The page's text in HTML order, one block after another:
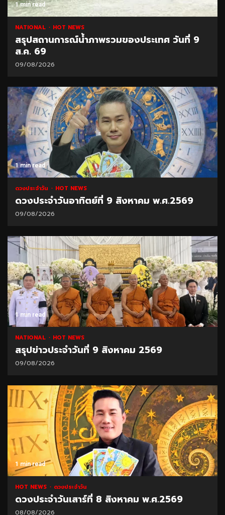
1 min read
NATIONAL HOT NEWS
สรุปสถานการณ์น้ำภาพรวมของประเทศ วันที่ 9
ส.ค. 69
09/08/2026
1 min read
ดวงประจำวัน HOT NEWS
ดวงประจำวันอาทิตย์ที่ 9 สิงหาคม พ.ศ.2569
09/08/2026
1 min read
NATIONAL HOT NEWS
สรุปข่าวประจำวันที่ 9 สิงหาคม 2569
09/08/2026
1 min read
HOT NEWS ดวงประจำวัน
ดวงประจำวันเสาร์ที่ 8 สิงหาคม พ.ศ.2569
08/08/2026